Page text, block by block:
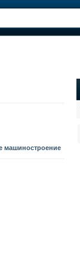
машиностроение